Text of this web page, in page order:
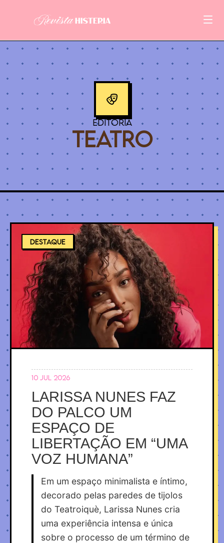
Editoria
TEATRO
DESTAQUE
10 jul 2026
LARISSA NUNES FAZ
DO PALCO UM
ESPAÇO DE
LIBERTAÇÃO EM “UMA
VOZ HUMANA”
Em um espaço minimalista e íntimo,
decorado pelas paredes de tijolos
do Teatroiquè, Larissa Nunes cria
uma experiência intensa e única
sobre o processo de um término de